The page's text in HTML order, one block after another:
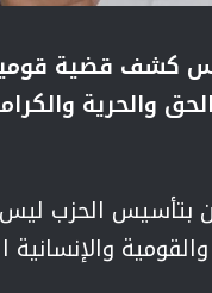
كشف قضية
والحرية
بتأسيس الحزب